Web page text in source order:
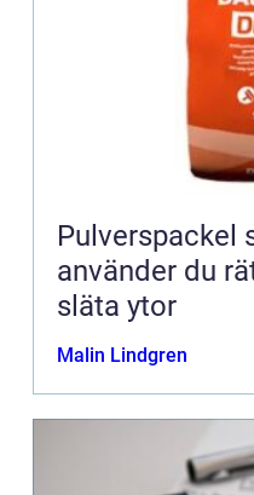
Pulverspackel så väljer och
använder du
släta ytor
Malin Lindgren